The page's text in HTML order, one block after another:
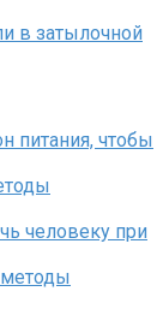
в затылочной
питания, чтобы
человеку при